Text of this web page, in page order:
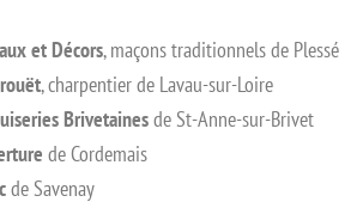
et Décors, maçons traditionnels de Plessé
, charpentier de Lavau-sur-Loire
Brivetainesde St-Anne-sur-Brivet
de Cordemais
de Savenay